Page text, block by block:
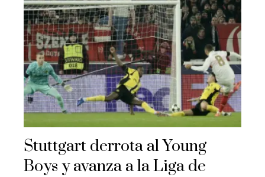
Stuttgart derrota al Young
Boys y avanza a la Liga de